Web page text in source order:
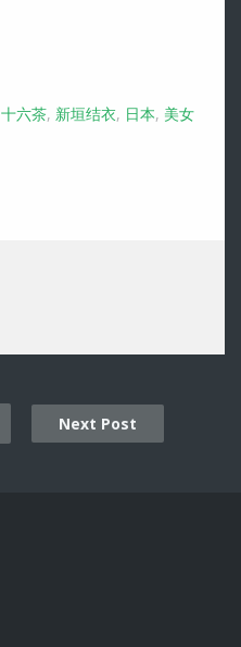
十六茶, 新垣结衣, 日本, 美女
Next Post